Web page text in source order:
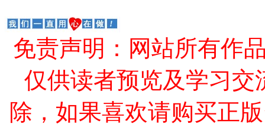
免责声明：网站所有作
仅供读者预览及学习交
除，如果喜欢请购买正